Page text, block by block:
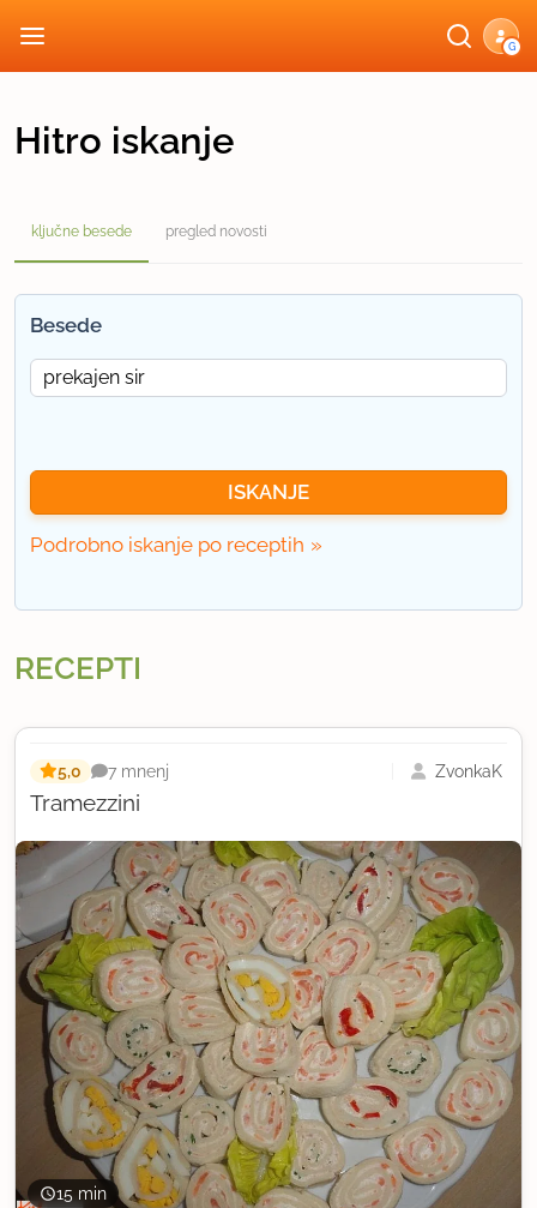
G
Hitro iskanje
ključne besede pregled novosti
Besede
Podrobno iskanje po receptih
RECEPTI
15 min
Tramezzini
5,0 7 mnenj ZvonkaK